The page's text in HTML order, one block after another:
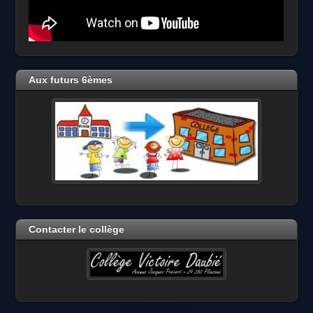
Aux futurs 6èmes
Contacter le collège